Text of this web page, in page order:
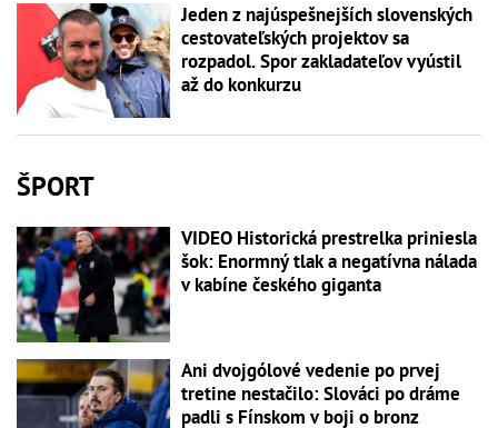
Jeden z najúspešnejších slovenských
cestovateľských projektov sa
rozpadol. Spor zakladateľov vyústil
až do konkurzu
ŠPORT
VIDEO Historická prestrelka priniesla
šok: Enormný tlak a negatívna nálada
v kabíne českého giganta
Ani dvojgólové vedenie po prvej
tretine nestačilo: Slováci po dráme
padli s Fínskom v boji o bronz